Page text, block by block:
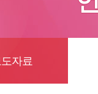
도자료